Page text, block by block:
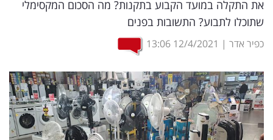
משפט
ומחקרים
דעות
רכילות
את התקלה במועד הקבוע בתקנות? מה הסכום המקסימלי
שתוכלו לתבוע? התשובות בפנים
כפיר אדר |
12/4/2021
13:06